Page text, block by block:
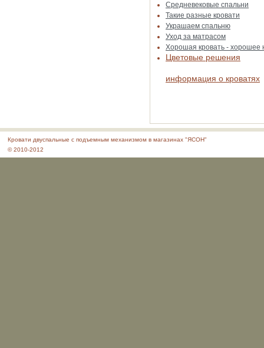
Средневековые спальни
Такие разные кровати
Украшаем спальню
Уход за матрасом
Хорошая кровать - хорошее
Цветовые решения
информация о кроватях
Кровати двуспальные с подъемным механизмом в магазинах "ЯСОН"
© 2010-2012